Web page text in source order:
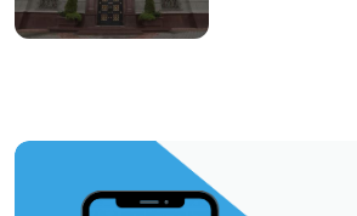
https://t.me/minskctvby